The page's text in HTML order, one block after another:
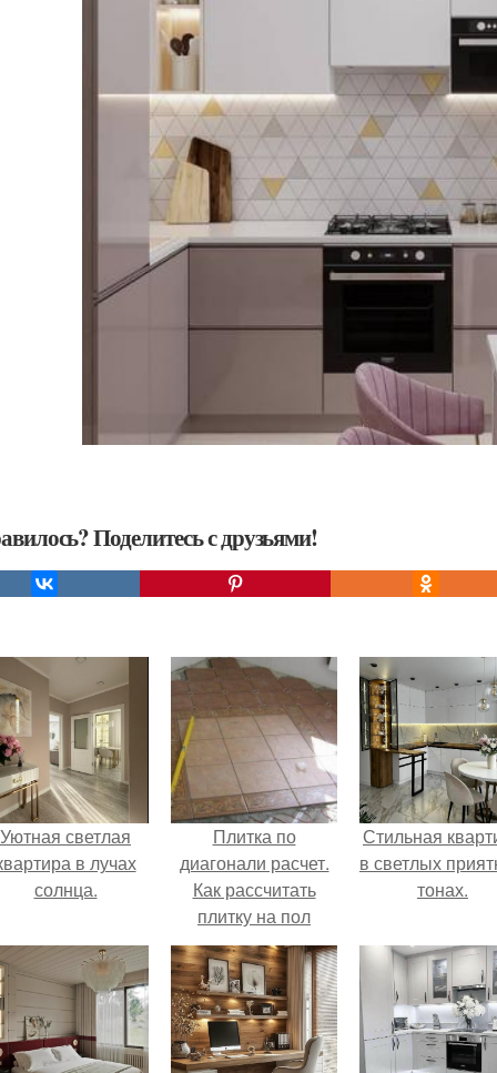
Поделитесь с друзьями!
Уютная светлая
в лучах
солнца.
Плитка по
диагонали расчет.
Как рассчитать
плитку на пол
Стильная
в светлых
тонах.